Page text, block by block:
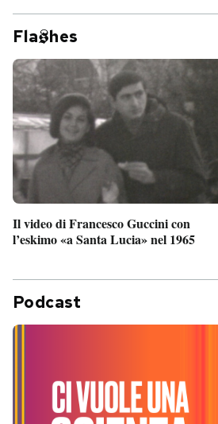
Fla hes
Il video di Francesco Guccini con
l’eskimo «a Santa Lucia» nel 1965
Podcast